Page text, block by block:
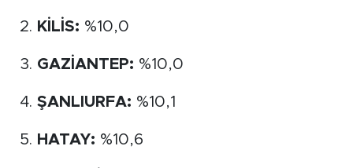
KİLİS: %10,0
GAZİANTEP: %10,0
ŞANLIURFA: %10,1
HATAY: %10,6